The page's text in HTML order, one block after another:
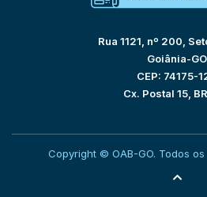
Rua 1121, nº 200,
Goiânia-GO
CEP: 74175-
Cx. Postal 15,
Copyright © OAB-GO. Todos